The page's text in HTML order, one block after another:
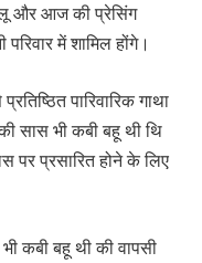
और आज की प्रेसिंग
परिवार में शामिल होंगे।
पारिवारिक गाथा
सास भी कबी बहू थी थि
प्रसारित होने के लिए
कबी बहू थी की वापसी